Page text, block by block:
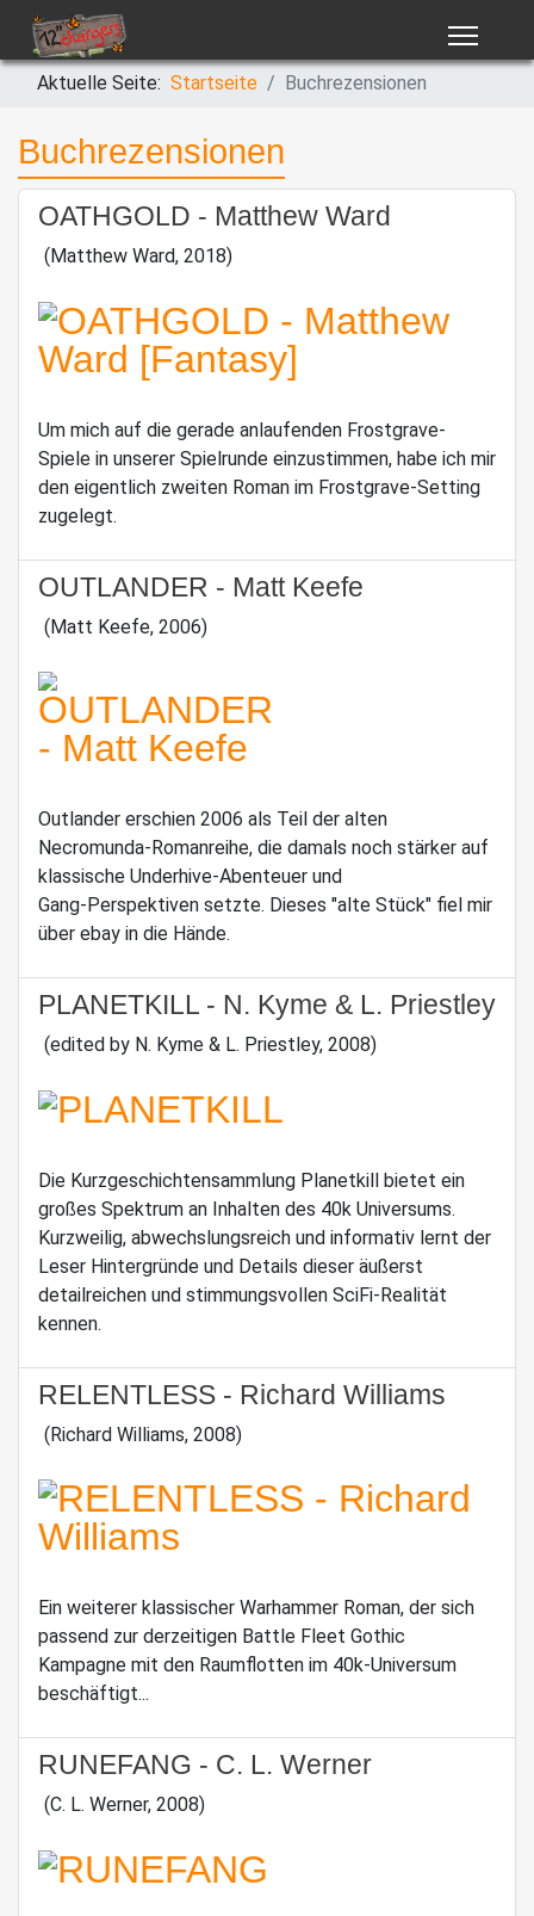
Aktuelle Seite: Startseite Buchrezensionen
Buchrezensionen
OATHGOLD - Matthew Ward
(Matthew Ward, 2018)
Um mich auf die gerade anlaufenden Frostgrave-
Spiele in unserer Spielrunde einzustimmen, habe ich mir
den eigentlich zweiten Roman im Frostgrave-Setting
zugelegt.
OUTLANDER - Matt Keefe
(Matt Keefe, 2006)
Outlander erschien 2006 als Teil der alten
Necromunda‑Romanreihe, die damals noch stärker auf
klassische Underhive‑Abenteuer und
Gang‑Perspektiven setzte. Dieses "alte Stück" fiel mir
über ebay in die Hände.
PLANETKILL - N. Kyme & L. Priestley
(edited by N. Kyme & L. Priestley, 2008)
Die Kurzgeschichtensammlung Planetkill bietet ein
großes Spektrum an Inhalten des 40k Universums.
Kurzweilig, abwechslungsreich und informativ lernt der
Leser Hintergründe und Details dieser äußerst
detailreichen und stimmungsvollen SciFi-Realität
kennen.
RELENTLESS - Richard Williams
(Richard Williams, 2008)
Ein weiterer klassischer Warhammer Roman, der sich
passend zur derzeitigen Battle Fleet Gothic
Kampagne mit den Raumflotten im 40k-Universum
beschäftigt...
RUNEFANG - C. L. Werner
(C. L. Werner, 2008)